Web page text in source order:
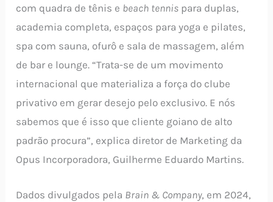
com quadra de tênis e beach tennis para duplas,
academia completa, espaços para yoga e pilates,
spa com sauna, ofurô e sala de massagem, além
de bar e lounge. “Trata-se de um movimento
internacional que materializa a força do clube
privativo em gerar desejo pelo exclusivo. E nós
sabemos que é isso que cliente goiano de alto
padrão procura”, explica diretor de Marketing da
Opus Incorporadora, Guilherme Eduardo Martins.
Dados divulgados pela Brain & Company, em 2024,